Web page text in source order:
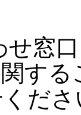
せ窓口
する
ださ